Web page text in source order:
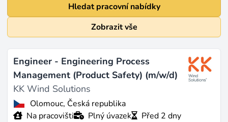
Hledat pracovní nabídky
Zobrazit vše
Engineer - Engineering Process
Management (Product Safety) (m/w/d)
KK Wind Solutions
Olomouc, Česká republika
Na pracovišti
Plný úvazek
Před 2 dny